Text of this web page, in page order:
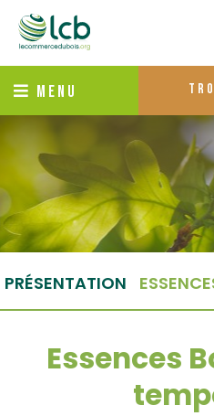
MENU
PRÉSENTATION
Essences